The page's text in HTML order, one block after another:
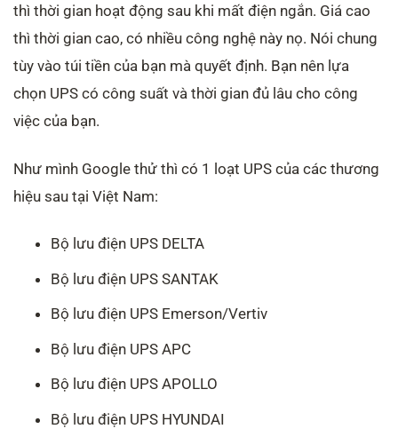
thì thời gian hoạt động sau khi mất điện ngắn. Giá cao
thì thời gian cao, có nhiều công nghệ này nọ. Nói chung
tùy vào túi tiền của bạn mà quyết định. Bạn nên lựa
chọn UPS có công suất và thời gian đủ lâu cho công
việc của bạn.
Như mình Google thử thì có 1 loạt UPS của các thương
hiệu sau tại Việt Nam:
Bộ lưu điện UPS DELTA
Bộ lưu điện UPS SANTAK
Bộ lưu điện UPS Emerson/Vertiv
Bộ lưu điện UPS APC
Bộ lưu điện UPS APOLLO
Bộ lưu điện UPS HYUNDAI